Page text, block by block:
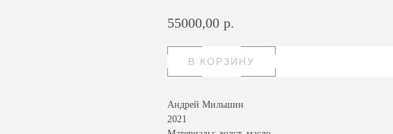
55000,00 р.
В КОРЗИНУ
Андрей Мильшин
2021